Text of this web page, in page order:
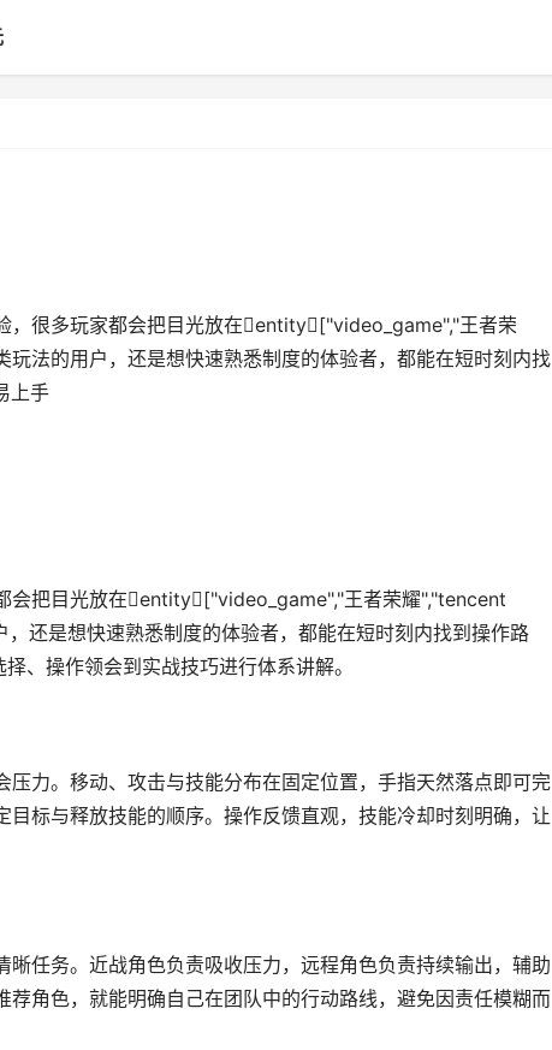
，很多玩家都会把目光放在entity["video_game","王者荣
法的用户，还是想快速熟悉制度的体验者，都能在短时刻内找
上手
会把目光放在entity["video_game","王者荣耀","tencent
还是想快速熟悉制度的体验者，都能在短时刻内找到操作路
、操作领会到实战技巧进行体系讲解。
力。移动、攻击与技能分布在固定位置，手指天然落点即可完
标与释放技能的顺序。操作反馈直观，技能冷却时刻明确，让
任务。近战角色负责吸收压力，远程角色负责持续输出，辅助
角色，就能明确自己在团队中的行动路线，避免因责任模糊而